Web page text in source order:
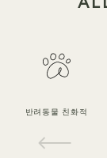
반려동물 친화적